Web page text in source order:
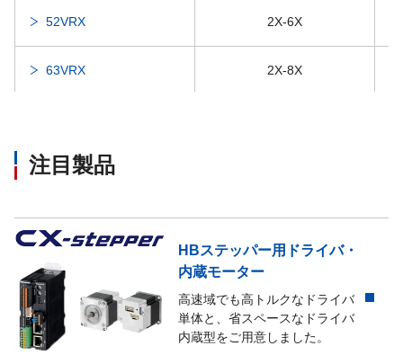
52VRX 2X-6X
63VRX 2X-8X
注目製品
HBステッパー用ドライバ・
内蔵モーター
高速域でも高トルクなドライバ
単体と、省スペースなドライバ
内蔵型をご用意しました。